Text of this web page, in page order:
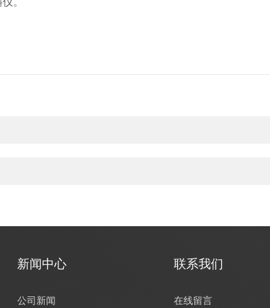
新闻中心
公司新闻
联系我们
在线留言